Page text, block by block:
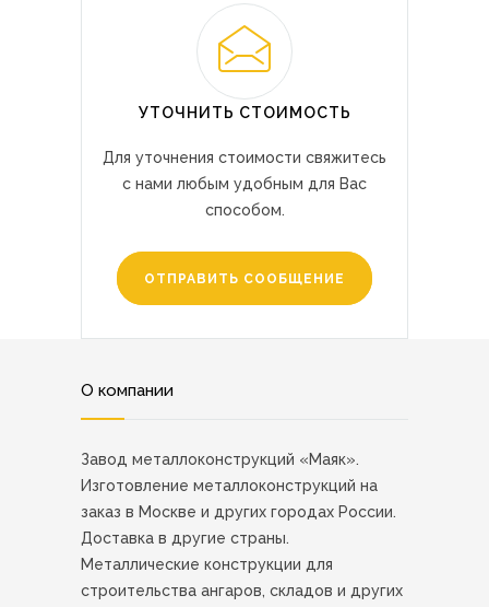
УТОЧНИТЬ СТОИМОСТЬ
Для уточнения стоимости свяжитесь
с нами любым удобным для Вас
способом.
ОТПРАВИТЬ СООБЩЕНИЕ
О компании
Завод металлоконструкций «Маяк».
Изготовление металлоконструкций на
заказ в Москве и других городах России.
Доставка в другие страны.
Металлические конструкции для
строительства ангаров, складов и других